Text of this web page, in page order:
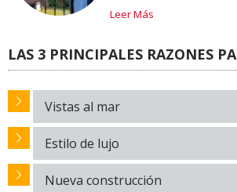
Leer Más
LAS 3 PRINCIPALES RAZONES
Vistas al mar
Estilo de lujo
Nueva construcción